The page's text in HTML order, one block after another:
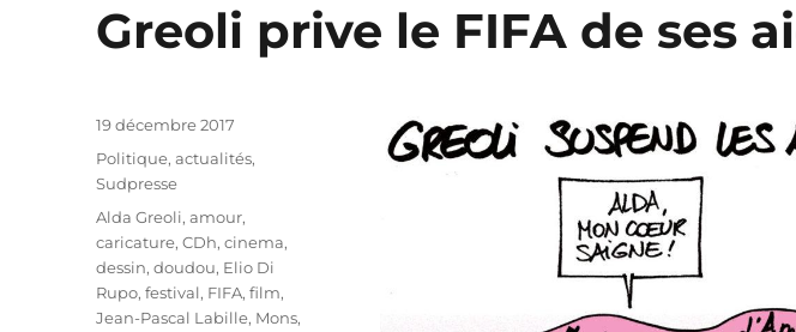
Greoli prive le FIFA de ses
Publié
19 décembre 2017
Catégories
Politique, actualités,
Sudpresse
Étiquettes
Alda Greoli,amour,
caricature,CDh,cinema,
dessin,doudou, Elio Di
Rupo,festival, FIFA,film,
Jean-Pascal Labille, Mons,